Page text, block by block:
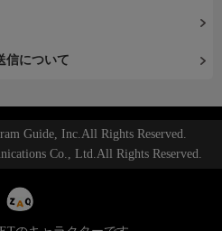
信について
Guide, Inc.All Rights Reserved.
Co., Ltd.All Rights Reserved.